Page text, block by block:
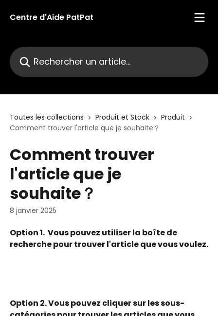
Centre d'Aide PatPat
Rechercher un article...
Toutes les collections Produit et Stock
Produit
Comment trouver l'article que je souhaite？
Comment trouver
l'article que je
souhaite？
8 janvier 2025
Option 1.  Vous pouvez utiliser la boîte de
recherche pour trouver l'article que vous voulez.
Option 2. Vous pouvez cliquer sur les sous-